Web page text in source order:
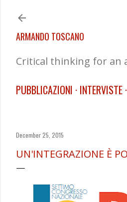
ARMANDO TOSCANO
Critical thinking for an
PUBBLICAZIONI INTERVISTE
December 25, 2015
UN'INTEGRAZIONE È